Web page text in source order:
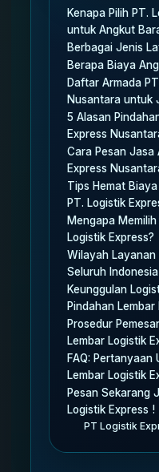
Kenapa Pilih PT.
untuk Angkut
Berbagai Jenis
Berapa Biaya
Daftar Armada
Nusantara untuk
5 Alasan
Express
Cara Pesan Jasa
Express
Tips Hemat
PT. Logistik
Mengapa
Logistik Express?
Wilayah Layanan
Seluruh Indonesia
Keunggulan
Pindahan
Prosedur
Lembar Logistik
FAQ: Pertanyaan
Lembar Logistik
Pesan Sekarang
Logistik Express !
PT Logistik